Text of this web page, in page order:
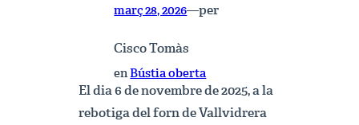
març 28, 2026—per
Cisco Tomàs
enBústia oberta
El dia 6 de novembre de 2025, a la
rebotiga del forn de Vallvidrera